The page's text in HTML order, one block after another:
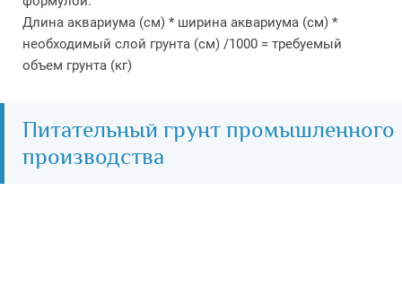
Длина аквариума (см) * ширина аквариума (см) *
необходимый слой грунта (см) /1000 = требуемый
объем грунта (кг)
Питательный грунт промышленного
производства